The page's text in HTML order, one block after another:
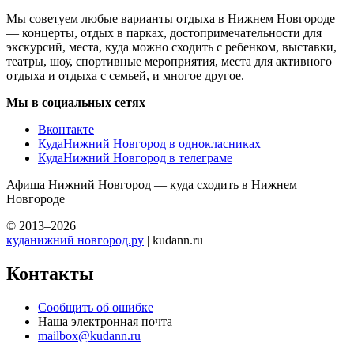
Мы советуем любые варианты отдыха в Нижнем Новгороде
— концерты, отдых в парках, достопримечательности для
экскурсий, места, куда можно сходить с ребенком, выставки,
театры, шоу, спортивные мероприятия, места для активного
отдыха и отдыха с семьей, и многое другое.
Мы в социальных сетях
Вконтакте
КудаНижний Новгород в однокласниках
КудаНижний Новгород в телеграме
Афиша Нижний Новгород — куда сходить в Нижнем
Новгороде
© 2013–2026
куданижний новгород.ру | kudann.ru
Контакты
Сообщить об ошибке
Наша электронная почта
mailbox@kudann.ru